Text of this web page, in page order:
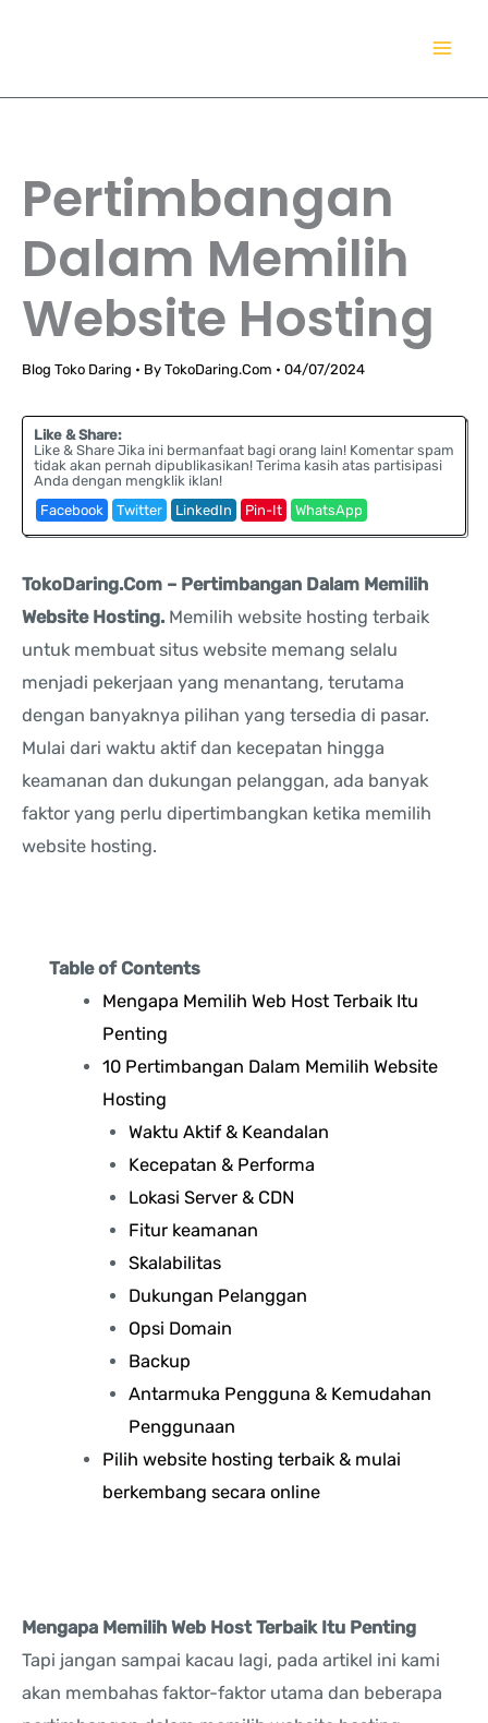
Pertimbangan
Dalam Memilih
Website Hosting
Blog Toko Daring • By TokoDaring.Com • 04/07/2024
Like & Share:
Like & Share Jika ini bermanfaat bagi orang lain! Komentar spam
tidak akan pernah dipublikasikan! Terima kasih atas partisipasi
Anda dengan mengklik iklan!
Facebook
Twitter LinkedIn Pin-It WhatsApp
TokoDaring.Com – Pertimbangan Dalam Memilih
Website Hosting. Memilih website hosting terbaik
untuk membuat situs website memang selalu
menjadi pekerjaan yang menantang, terutama
dengan banyaknya pilihan yang tersedia di pasar.
Mulai dari waktu aktif dan kecepatan hingga
keamanan dan dukungan pelanggan, ada banyak
faktor yang perlu dipertimbangkan ketika memilih
website hosting.
Table of Contents
Mengapa Memilih Web Host Terbaik Itu
Penting
10 Pertimbangan Dalam Memilih Website
Hosting
Waktu Aktif & Keandalan
Kecepatan & Performa
Lokasi Server & CDN
Fitur keamanan
Skalabilitas
Dukungan Pelanggan
Opsi Domain
Backup
Antarmuka Pengguna & Kemudahan
Penggunaan
Pilih website hosting terbaik & mulai
berkembang secara online
Mengapa Memilih Web Host Terbaik Itu Penting
Tapi jangan sampai kacau lagi, pada artikel ini kami
akan membahas faktor-faktor utama dan beberapa